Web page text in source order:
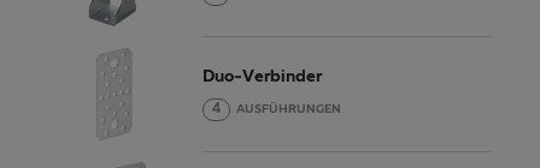
Duo-Verbinder
4 AUSFÜHRUNGEN